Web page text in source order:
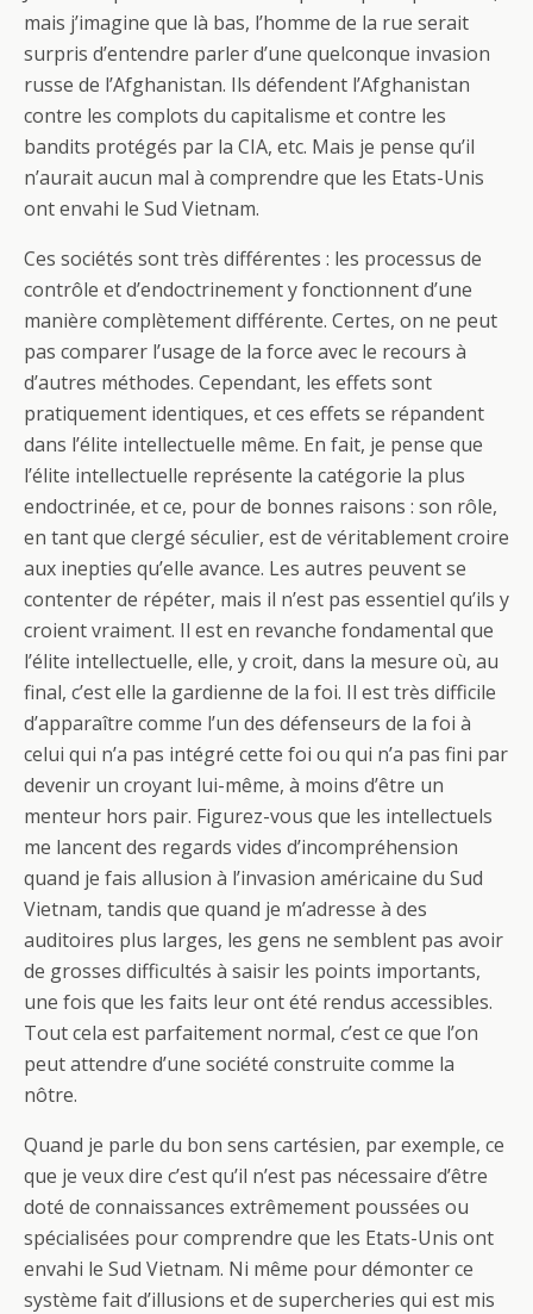
mais j’imagine que là bas, l’homme de la rue serait
surpris d’entendre parler d’une quelconque invasion
russe de l’Afghanistan. Ils défendent l’Afghanistan
contre les complots du capitalisme et contre les
bandits protégés par la CIA, etc. Mais je pense qu’il
n’aurait aucun mal à comprendre que les Etats-Unis
ont envahi le Sud Vietnam.
Ces sociétés sont très différentes : les processus de
contrôle et d’endoctrinement y fonctionnent d’une
manière complètement différente. Certes, on ne peut
pas comparer l’usage de la force avec le recours à
d’autres méthodes. Cependant, les effets sont
pratiquement identiques, et ces effets se répandent
dans l’élite intellectuelle même. En fait, je pense que
l’élite intellectuelle représente la catégorie la plus
endoctrinée, et ce, pour de bonnes raisons : son rôle,
en tant que clergé séculier, est de véritablement croire
aux inepties qu’elle avance. Les autres peuvent se
contenter de répéter, mais il n’est pas essentiel qu’ils y
croient vraiment. Il est en revanche fondamental que
l’élite intellectuelle, elle, y croit, dans la mesure où, au
final, c’est elle la gardienne de la foi. Il est très difficile
d’apparaître comme l’un des défenseurs de la foi à
celui qui n’a pas intégré cette foi ou qui n’a pas fini par
devenir un croyant lui-même, à moins d’être un
menteur hors pair. Figurez-vous que les intellectuels
me lancent des regards vides d’incompréhension
quand je fais allusion à l’invasion américaine du Sud
Vietnam, tandis que quand je m’adresse à des
auditoires plus larges, les gens ne semblent pas avoir
de grosses difficultés à saisir les points importants,
une fois que les faits leur ont été rendus accessibles.
Tout cela est parfaitement normal, c’est ce que l’on
peut attendre d’une société construite comme la
nôtre.
Quand je parle du bon sens cartésien, par exemple, ce
que je veux dire c’est qu’il n’est pas nécessaire d’être
doté de connaissances extrêmement poussées ou
spécialisées pour comprendre que les Etats-Unis ont
envahi le Sud Vietnam. Ni même pour démonter ce
système fait d’illusions et de supercheries qui est mis